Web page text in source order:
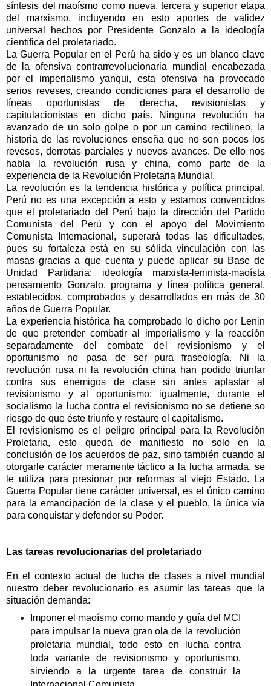
síntesis del maoísmo como nueva, tercera y superior etapa
del marxismo, incluyendo en esto aportes de validez
universal hechos por Presidente Gonzalo a la ideología
científica del proletariado.
La Guerra Popular en el Perú ha sido y es un blanco clave
de la ofensiva contrarrevolucionaria mundial encabezada
por el imperialismo yanqui, esta ofensiva ha provocado
serios reveses, creando condiciones para el desarrollo de
líneas oportunistas de derecha, revisionistas y
capitulacionistas en dicho país. Ninguna revolución ha
avanzado de un solo golpe o por un camino rectilíneo, la
historia de las revoluciones enseña que no son pocos los
reveses, derrotas parciales y nuevos avances. De ello nos
habla la revolución rusa y china, como parte de la
experiencia de la Revolución Proletaria Mundial.
La revolución es la tendencia histórica y política principal,
Perú no es una excepción a esto y estamos convencidos
que el proletariado del Perú bajo la dirección del Partido
Comunista del Perú y con el apoyo del Movimiento
Comunista Internacional, superará todas las dificultades,
pues su fortaleza está en su sólida vinculación con las
masas gracias a que cuenta y puede aplicar su Base de
Unidad Partidaria: ideología marxista-leninista-maoísta
pensamiento Gonzalo, programa y línea política general,
establecidos, comprobados y desarrollados en más de 30
años de Guerra Popular.
La experiencia histórica ha comprobado lo dicho por Lenin
de que pretender combatir al imperialismo y la reacción
separadamente del combate del revisionismo y el
oportunismo no pasa de ser pura fraseología. Ni la
revolución rusa ni la revolución china han podido triunfar
contra sus enemigos de clase sin antes aplastar al
revisionismo y al oportunismo; igualmente, durante el
socialismo la lucha contra el revisionismo no se detiene so
riesgo de que éste triunfe y restaure el capitalismo.
El revisionismo es el peligro principal para la Revolución
Proletaria, esto queda de manifiesto no solo en la
conclusión de los acuerdos de paz, sino también cuando al
otorgarle carácter meramente táctico a la lucha armada, se
le utiliza para presionar por reformas al viejo Estado. La
Guerra Popular tiene carácter universal, es el único camino
para la emancipación de la clase y el pueblo, la única vía
para conquistar y defender su Poder.
Las tareas revolucionarias del proletariado
En el contexto actual de lucha de clases a nivel mundial
nuestro deber revolucionario es asumir las tareas que la
situación demanda:
Imponer el maoísmo como mando y guía del MCI
para impulsar la nueva gran ola de la revolución
proletaria mundial, todo esto en lucha contra
toda variante de revisionismo y oportunismo,
sirviendo a la urgente tarea de construir la